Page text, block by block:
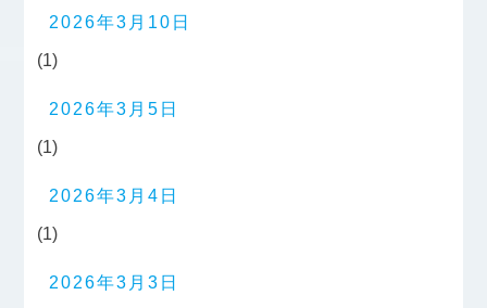
2026年3月10日
(1)
2026年3月5日
(1)
2026年3月4日
(1)
2026年3月3日